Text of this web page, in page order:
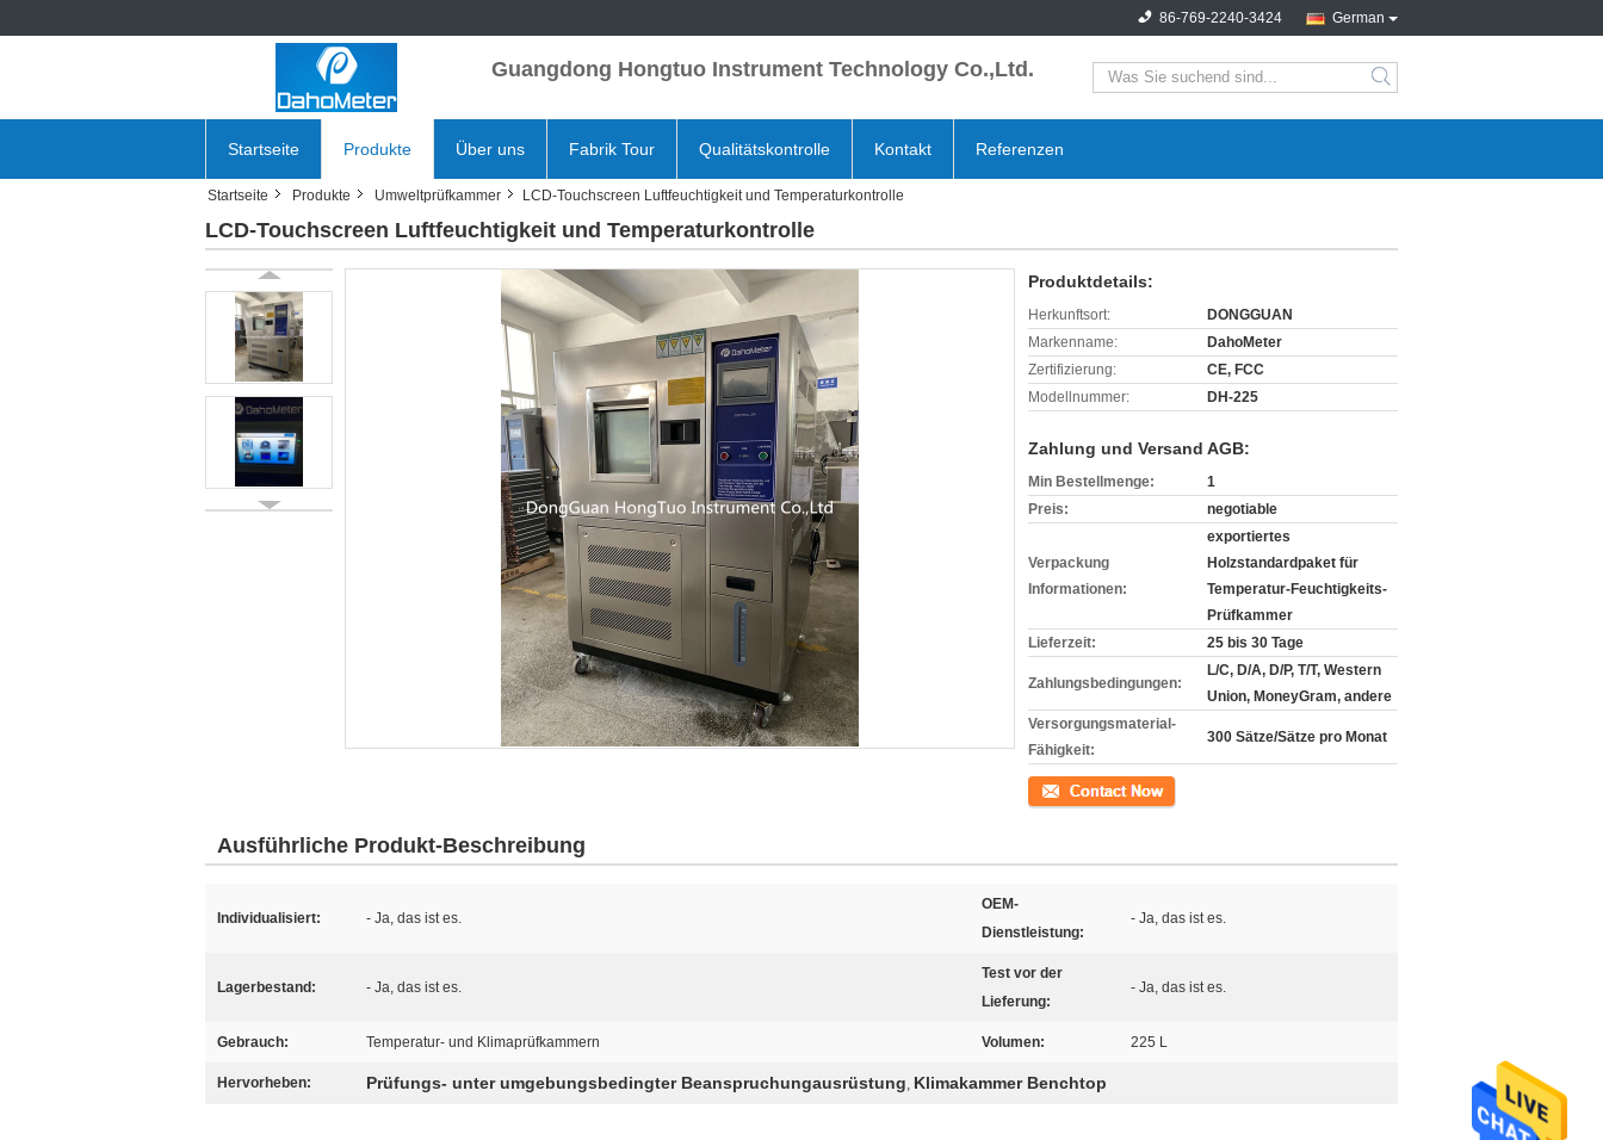
German
86-769-2240-3424
Guangdong Hongtuo Instrument Technology Co.,Ltd.
search
Startseite Produkte Über uns Fabrik Tour Qualitätskontrolle Kontakt Referenzen
Startseite Produkte Umweltprüfkammer LCD-Touchscreen Luftfeuchtigkeit und Temperaturkontrolle
LCD-Touchscreen Luftfeuchtigkeit und Temperaturkontrolle
Produktdetails:
Herkunftsort:
DONGGUAN
Markenname:
DahoMeter
Zertifizierung:
CE, FCC
Modellnummer:
DH-225
Zahlung und Versand AGB:
Min Bestellmenge:
1
Preis:
negotiable
Verpackung
Informationen:
exportiertes
Holzstandardpaket für
Temperatur-Feuchtigkeits-
Prüfkammer
Lieferzeit:
25 bis 30 Tage
Zahlungsbedingungen:
L/C, D/A, D/P, T/T, Western
Union, MoneyGram, andere
Versorgungsmaterial-
Fähigkeit:
300 Sätze/Sätze pro Monat
Kontakt
Ausführliche Produkt-Beschreibung
Individualisiert: - Ja, das ist es.
OEM-
Dienstleistung:
- Ja, das ist es.
Lagerbestand: - Ja, das ist es.
Test vor der
Lieferung:
- Ja, das ist es.
Gebrauch: Temperatur- und Klimaprüfkammern Volumen: 225 L
Hervorheben: Prüfungs- unter umgebungsbedingter Beanspruchungausrüstung, Klimakammer Benchtop